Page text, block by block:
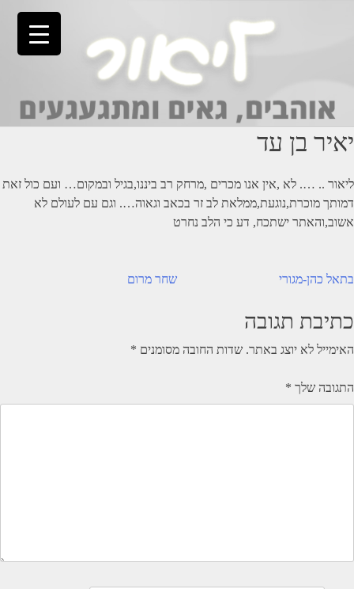
יאיר בן עד
ליאור .. …. לא ,אין אנו מכרים ,מרחק רב ביננו,בגיל ובמקום… ועם כול זאת
דמותך מוכרת,נוגעת,ממלאת לב זר בכאב וגאוה…. וגם עם לעולם לא
אשוב,והאתר ישתכח, דע כי הלב נחרט
ניווט שחר מרום בתאל כהן-מגורי
כתיבת תגובה
האימייל לא יוצג באתר. שדות החובה מסומנים *
התגובה שלך *